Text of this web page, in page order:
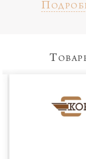
П
Т